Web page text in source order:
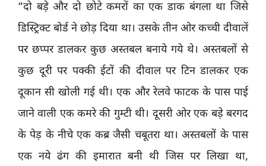
“दो बड़े और दो छोटे कमरों का एक डाक बंगला था जिसे
डिस्ट्रिक्ट बोर्ड ने छोड़ दिया था। उसके तीन ओर कच्ची दीवालें
पर छप्पर डालकर कुछ अस्तबल बनाये गये थे। अस्तबलों से
कुछ दूरी पर पक्की ईटों की दीवाल पर टिन डालकर एक
दूकान सी खोली गई थी। एक और रेलवे फाटक के पास पाई
जाने वाली एक कमरे की गुम्टी थी। दूसरी ओर एक बड़े बरगद
के पेड़ के नीचे एक कब्र जैसी चबूतरा था। अस्तबलों के पास
एक नये ढंग की इमारात बनी थी जिस पर लिखा था,